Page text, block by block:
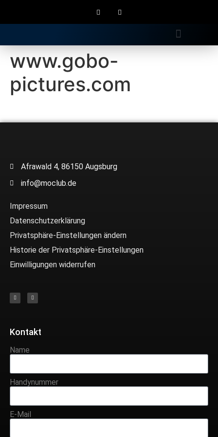
www.gobo-
pictures.com
Afrawald 4, 86150 Augsburg
info@moclub.de
Impressum
Datenschutzerklärung
Privatsphäre-Einstellungen ändern
Historie der Privatsphäre-Einstellungen
Einwilligungen widerrufen
Kontakt
Name
Handynummer
E-Mail